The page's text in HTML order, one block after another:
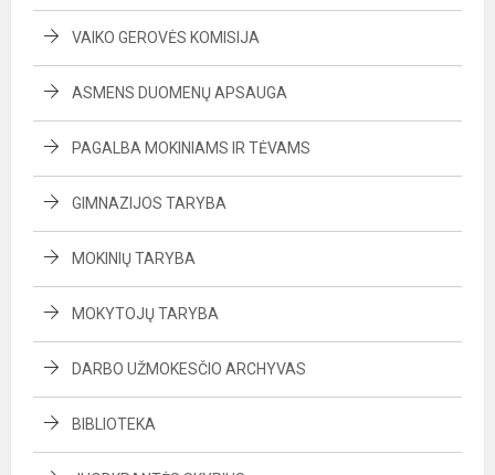
VAIKO GEROVĖS KOMISIJA
ASMENS DUOMENŲ APSAUGA
PAGALBA MOKINIAMS IR TĖVAMS
GIMNAZIJOS TARYBA
MOKINIŲ TARYBA
MOKYTOJŲ TARYBA
DARBO UŽMOKESČIO ARCHYVAS
BIBLIOTEKA